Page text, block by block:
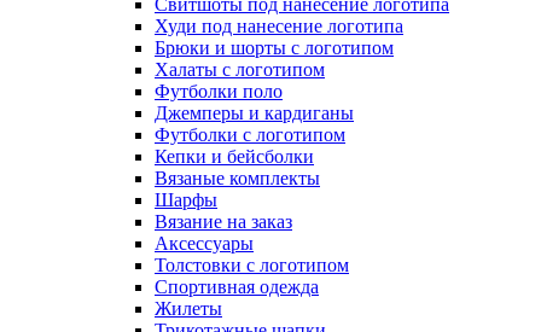
Свитшоты под нанесение логотипа
Худи под нанесение логотипа
Брюки и шорты с логотипом
Халаты с логотипом
Футболки поло
Джемперы и кардиганы
Футболки с логотипом
Кепки и бейсболки
Вязаные комплекты
Шарфы
Вязание на заказ
Аксессуары
Толстовки с логотипом
Спортивная одежда
Жилеты